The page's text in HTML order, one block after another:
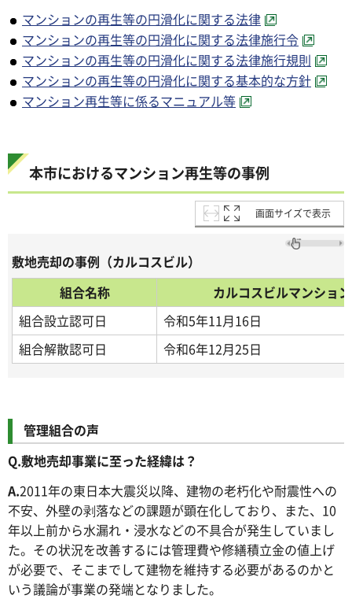
マンションの再生等の円滑化に関する法律
マンションの再生等の円滑化に関する法律施行令
マンションの再生等の円滑化に関する法律施行規則
マンションの再生等の円滑化に関する基本的な方針
マンション再生等に係るマニュアル等
本市におけるマンション再生等の事例
画面サイズで表示
敷地売却の事例（カルコスビル）
組合名称
カルコスビルマンショ
組合設立認可日
令和5年11月16日
組合解散認可日
令和6年12月25日
管理組合の声
Q.敷地売却事業に至った経緯は？
A.2011年の東日本大震災以降、建物の老朽化や耐震性への
不安、外壁の剥落などの課題が顕在化しており、また、10
年以上前から水漏れ・浸水などの不具合が発生していまし
た。その状況を改善するには管理費や修繕積立金の値上げ
が必要で、そこまでして建物を維持する必要があるのかと
いう議論が事業の発端となりました。